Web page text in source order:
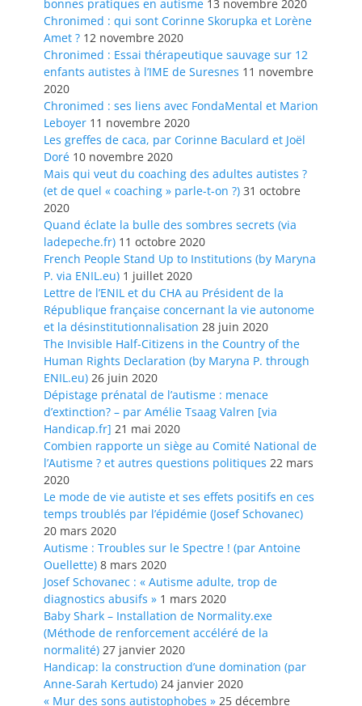
bonnes pratiques en autisme 13 novembre 2020
Chronimed : qui sont Corinne Skorupka et Lorène
Amet ? 12 novembre 2020
Chronimed : Essai thérapeutique sauvage sur 12
enfants autistes à l’IME de Suresnes 11 novembre
2020
Chronimed : ses liens avec FondaMental et Marion
Leboyer 11 novembre 2020
Les greffes de caca, par Corinne Baculard et Joël
Doré 10 novembre 2020
Mais qui veut du coaching des adultes autistes ?
(et de quel « coaching » parle-t-on ?) 31 octobre
2020
Quand éclate la bulle des sombres secrets (via
ladepeche.fr) 11 octobre 2020
French People Stand Up to Institutions (by Maryna
P. via ENIL.eu) 1 juillet 2020
Lettre de l’ENIL et du CHA au Président de la
République française concernant la vie autonome
et la désinstitutionnalisation 28 juin 2020
The Invisible Half-Citizens in the Country of the
Human Rights Declaration (by Maryna P. through
ENIL.eu) 26 juin 2020
Dépistage prénatal de l’autisme : menace
d’extinction? – par Amélie Tsaag Valren [via
Handicap.fr] 21 mai 2020
Combien rapporte un siège au Comité National de
l’Autisme ? et autres questions politiques 22 mars
2020
Le mode de vie autiste et ses effets positifs en ces
temps troublés par l’épidémie (Josef Schovanec)
20 mars 2020
Autisme : Troubles sur le Spectre ! (par Antoine
Ouellette) 8 mars 2020
Josef Schovanec : « Autisme adulte, trop de
diagnostics abusifs » 1 mars 2020
Baby Shark – Installation de Normality.exe
(Méthode de renforcement accéléré de la
normalité) 27 janvier 2020
Handicap: la construction d’une domination (par
Anne-Sarah Kertudo) 24 janvier 2020
« Mur des sons autistophobes » 25 décembre